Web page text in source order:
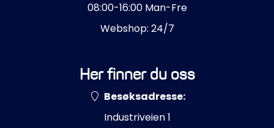
08:00-16:00 Man-Fre
Webshop: 24/7
Her finner du oss
Besøksadresse:
Industriveien 1